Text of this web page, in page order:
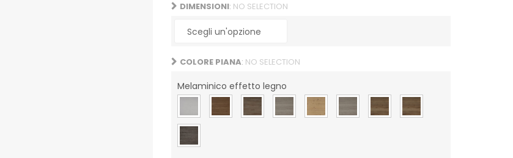
DIMENSIONI: NO SELECTION
COLORE PIANA: NO SELECTION
Melaminico effetto legno